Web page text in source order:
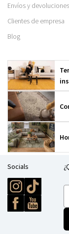
Envíos y devoluciones
Clientes de empresa
Blog
Socials